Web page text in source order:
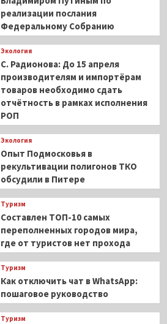
реализации послания
Федеральному Собранию
Экология
С. Радионова: До 15 апреля
производителям и импортёрам
товаров необходимо сдать
отчётность в рамках исполнения
РОП
Экология
Опыт Подмосковья в
рекультивации полигонов ТКО
обсудили в Питере
Туризм
Составлен ТОП-10 самых
переполненных городов мира,
где от туристов нет прохода
Туризм
Как отключить чат в WhatsApp:
пошаговое руководство
Туризм